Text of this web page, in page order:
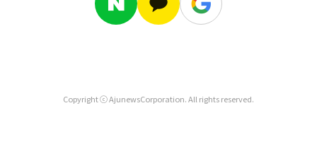
Copyright ⓒ AjunewsCorporation. All rights reserved.